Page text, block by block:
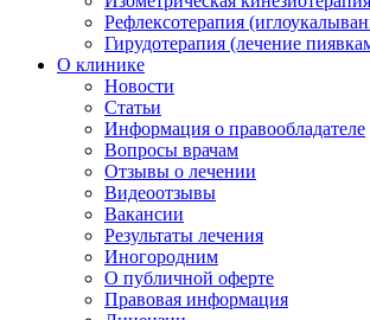
Рефлексотерапия
Гирудотерапия (лечение
О клинике
Новости
Статьи
Информация о правообладателе
Вопросы врачам
Отзывы о лечении
Видеоотзывы
Вакансии
Результаты лечения
Иногородним
О публичной оферте
Правовая информация